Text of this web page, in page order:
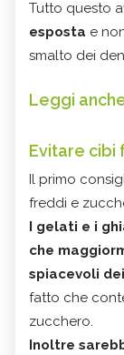
Tutto questo
esposta e
smalto dei
Leggi
Evitare cibi
Il primo
freddi e
I gelati e i
che
spiacevoli
fatto che
zucchero.
Inoltre